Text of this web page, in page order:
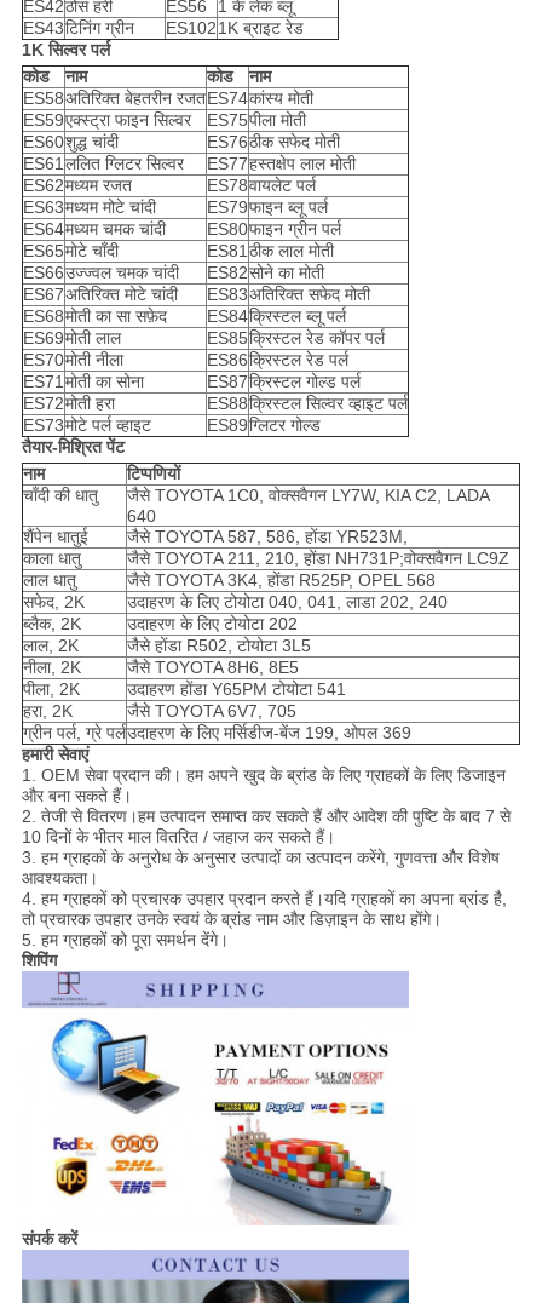
ES42ठोस हरी ES56
1 के लेक ब्लू
ES43टिनिंग ग्रीन ES1021K ब्राइट रेड
1K सिल्वर पर्ल
कोड
नाम कोड
नाम
ES58अतिरिक्त बेहतरीन रजतES74कांस्य मोती
ES59एक्स्ट्रा फाइन सिल्वर ES75पीला मोती
ES60शुद्ध चांदी ES76ठीक सफेद मोती
ES61ललित ग्लिटर सिल्वर ES77हस्तक्षेप लाल मोती
ES62मध्यम रजत ES78वायलेट पर्ल
ES63मध्यम मोटे चांदी ES79फाइन ब्लू पर्ल
ES64मध्यम चमक चांदी ES80फाइन ग्रीन पर्ल
ES65मोटे चाँदी ES81ठीक लाल मोती
ES66उज्ज्वल चमक चांदी ES82सोने का मोती
ES67अतिरिक्त मोटे चांदी ES83अतिरिक्त सफेद मोती
ES68मोती का सा सफ़ेद ES84क्रिस्टल ब्लू पर्ल
ES69मोती लाल ES85क्रिस्टल रेड कॉपर पर्ल
ES70मोती नीला ES86क्रिस्टल रेड पर्ल
ES71मोती का सोना ES87क्रिस्टल गोल्ड पर्ल
ES72मोती हरा ES88क्रिस्टल सिल्वर व्हाइट पर्ल
ES73मोटे पर्ल व्हाइट ES89ग्लिटर गोल्ड
तैयार-मिश्रित पेंट
नाम
टिप्पणियों
चाँदी की धातु
जैसे TOYOTA 1C0, वोक्सवैगन LY7W, KIA C2, LADA
640
शैंपेन धातुई
जैसे TOYOTA 587, 586, होंडा YR523M,
काला धातु
जैसे TOYOTA 211, 210, होंडा NH731P;वोक्सवैगन LC9Z
लाल धातु
जैसे TOYOTA 3K4, होंडा R525P, OPEL 568
सफेद, 2K
उदाहरण के लिए टोयोटा 040, 041, लाडा 202, 240
ब्लैक, 2K
उदाहरण के लिए टोयोटा 202
लाल, 2K
जैसे होंडा R502, टोयोटा 3L5
नीला, 2K
जैसे TOYOTA 8H6, 8E5
पीला, 2K
उदाहरण होंडा Y65PM टोयोटा 541
हरा, 2K
जैसे TOYOTA 6V7, 705
ग्रीन पर्ल, ग्रे पर्लउदाहरण के लिए मर्सिडीज-बेंज 199, ओपल 369
हमारी सेवाएं
1. OEM सेवा प्रदान की। हम अपने खुद के ब्रांड के लिए ग्राहकों के लिए डिजाइन
और बना सकते हैं।
2. तेजी से वितरण।हम उत्पादन समाप्त कर सकते हैं और आदेश की पुष्टि के बाद 7 से
10 दिनों के भीतर माल वितरित / जहाज कर सकते हैं।
3. हम ग्राहकों के अनुरोध के अनुसार उत्पादों का उत्पादन करेंगे, गुणवत्ता और विशेष
आवश्यकता।
4. हम ग्राहकों को प्रचारक उपहार प्रदान करते हैं।यदि ग्राहकों का अपना ब्रांड है,
तो प्रचारक उपहार उनके स्वयं के ब्रांड नाम और डिज़ाइन के साथ होंगे।
5. हम ग्राहकों को पूरा समर्थन देंगे।
शिपिंग
संपर्क करें